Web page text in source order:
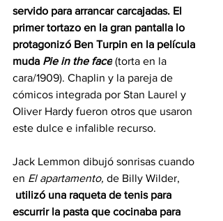
servido para arrancar carcajadas. El
primer tortazo en la gran pantalla lo
protagonizó Ben Turpin en la película
muda Pie in the face (torta en la
cara/1909). Chaplin y la pareja de
cómicos integrada por Stan Laurel y
Oliver Hardy fueron otros que usaron
este dulce e infalible recurso.
Jack Lemmon dibujó sonrisas cuando
en El apartamento, de Billy Wilder,
utilizó una raqueta de tenis para
escurrir la pasta que cocinaba para